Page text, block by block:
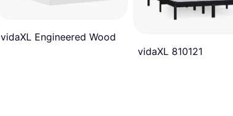
vidaXL Engineered Wood
vidaXL 810121